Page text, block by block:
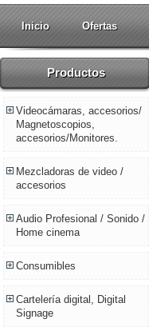
Inicio Ofertas
Productos
Videocámaras, accesorios/
Magnetoscopios,
accesorios/Monitores.
Mezcladoras de video /
accesorios
Audio Profesional / Sonido /
Home cinema
Consumibles
Cartelería digital, Digital
Signage